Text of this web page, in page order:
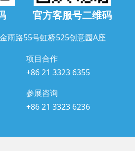
官方客服号二维码
雨路55号虹桥525创意园A座
项目合作
+86 21 3323 6355
参展咨询
+86 21 3323 6236